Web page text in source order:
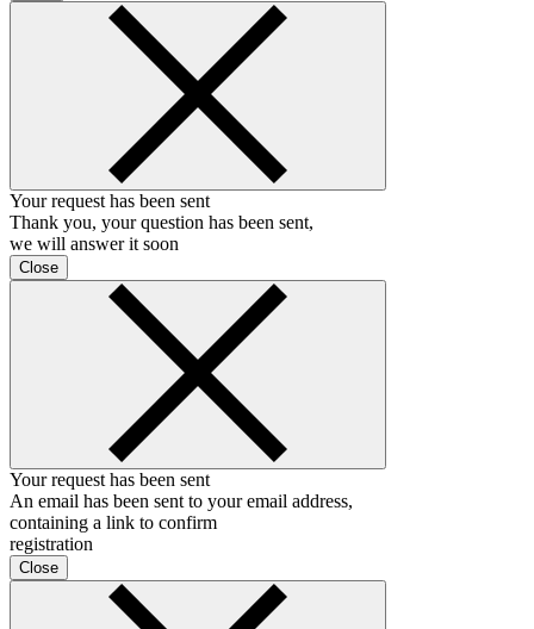
Your request has been sent
Thank you, your question has been sent,
we will answer it soon
Close
Your request has been sent
An email has been sent to your email address,
containing a link to confirm
registration
Close